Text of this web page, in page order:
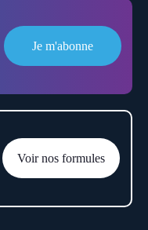
Je m'abonne
Voir nos formules